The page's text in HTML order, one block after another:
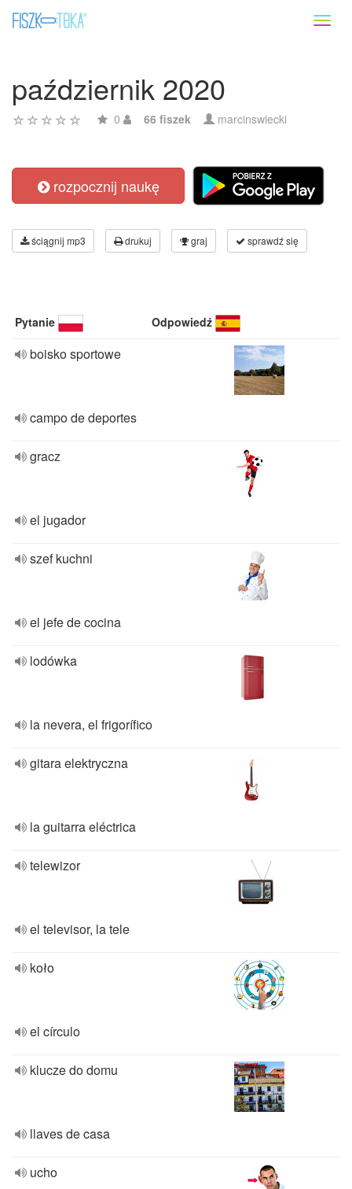
październik 2020
0 66 fiszek marcinswiecki
rozpocznij naukę
ściągnij mp3 drukuj graj sprawdź się
Pytanie Odpowiedź
boisko sportowe
campo de deportes
gracz
el jugador
szef kuchni
el jefe de cocina
lodówka
la nevera, el frigorífico
gitara elektryczna
la guitarra eléctrica
telewizor
el televisor, la tele
koło
el círculo
klucze do domu
llaves de casa
ucho